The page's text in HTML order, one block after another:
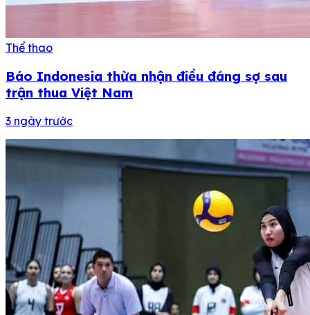
Thể thao
Báo Indonesia thừa nhận điều đáng sợ sau
trận thua Việt Nam
3 ngày trước